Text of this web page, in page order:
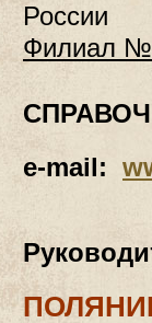
России
Филиал №
e-mail: